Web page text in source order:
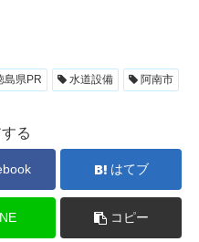
島県PR 水道設備 阿南市
る
はてブ
コピー